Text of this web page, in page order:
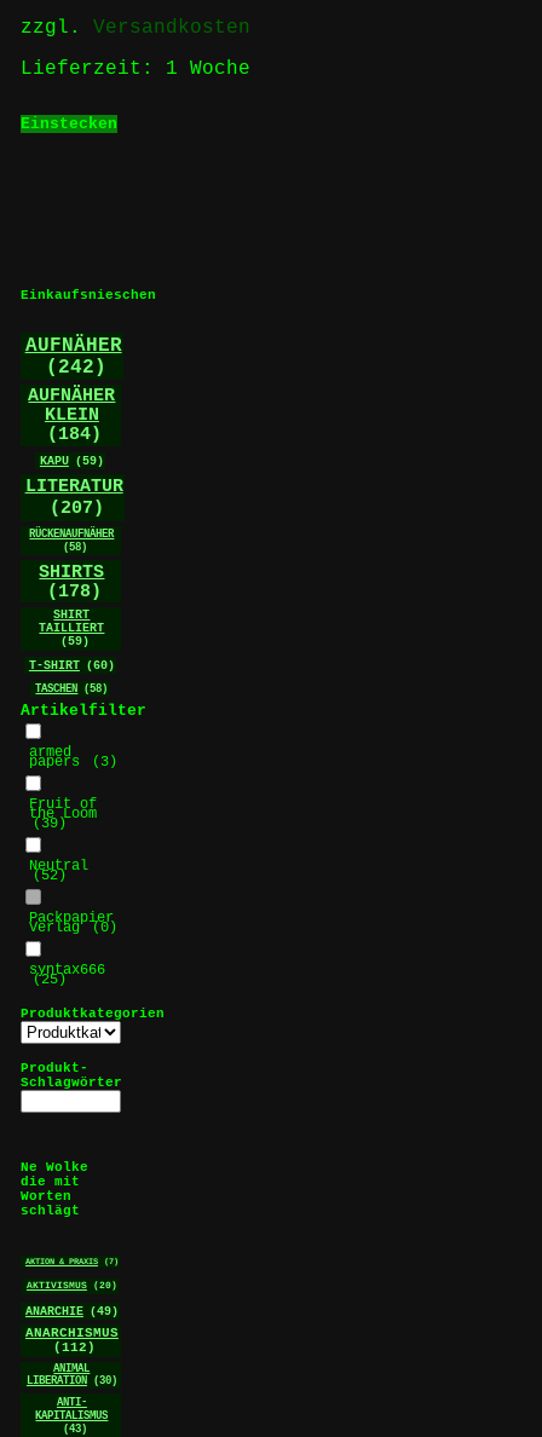
zzgl. Versandkosten
Lieferzeit: 1 Woche
Einstecken
Einkaufsnieschen
AUFNÄHER
(242)
AUFNÄHER
KLEIN
(184)
KAPU (59)
LITERATUR
(207)
RÜCKENAUFNÄHER
(58)
SHIRTS
(178)
SHIRT
TAILLIERT
(59)
T-SHIRT (60)
TASCHEN
(58)
Artikelfilter
armed
papers (3)
Fruit of
the Loom
(39)
Neutral
(52)
Packpapier
Verlag (0)
syntax666
(25)
Produktkategorien
Produkt-
Schlagwörter
Ne Wolke
die mit
Worten
schlägt
AKTION & PRAXIS (7)
AKTIVISMUS (20)
ANARCHIE (49)
ANARCHISMUS
(112)
ANIMAL
LIBERATION
(30)
ANTI-
KAPITALISMUS
(43)